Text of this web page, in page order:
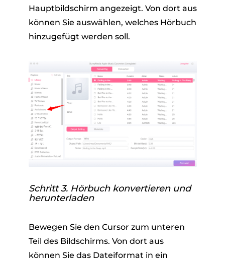
Hauptbildschirm angezeigt. Von dort aus
können Sie auswählen, welches Hörbuch
hinzugefügt werden soll.
Schritt 3. Hörbuch konvertieren und
herunterladen
Bewegen Sie den Cursor zum unteren
Teil des Bildschirms. Von dort aus
können Sie das Dateiformat in ein